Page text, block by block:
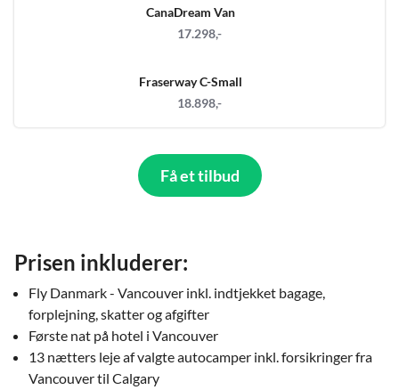
CanaDream Van
17.298,-
Fraserway C-Small
18.898,-
Få et tilbud
Prisen inkluderer:
Fly Danmark - Vancouver inkl. indtjekket bagage,
forplejning, skatter og afgifter
Første nat på hotel i Vancouver
13 nætters leje af valgte autocamper inkl. forsikringer fra
Vancouver til Calgary